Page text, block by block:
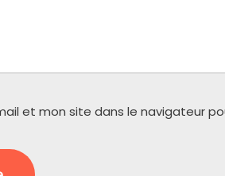
et mon site dans le navigateur